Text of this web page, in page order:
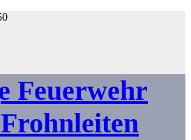
Feuerwehr